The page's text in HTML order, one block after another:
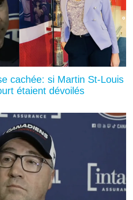
cachée: si Martin St-Louis
étaient dévoilés